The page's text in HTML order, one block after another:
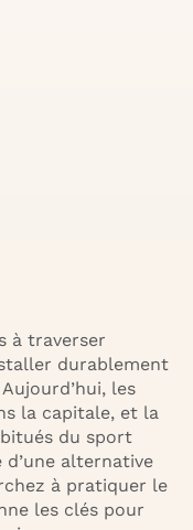
à traverser
durablement
les
la capitale, et la
du sport
alternative
à pratiquer le
les clés pour